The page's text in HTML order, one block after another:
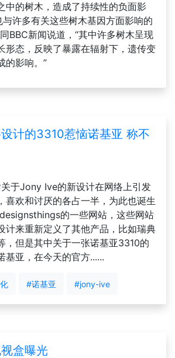
中的树木，造成了持续性的负面影
与许多有关这些树木基因方面影响的
BBC新闻说道，“其中许多树木呈现
形态，反映了暴露在辐射下，遗传变
的影响。”
计的3310惹恼诺基亚 称不
于Jony Ive的新设计在网络上引发
喜欢和讨厌的各占一半，为此也诞生
的一些网站，这些网站
计来重新定义了其他产品，比如瑞典
，但是其中关于一张诺基亚3310的
基亚，在今天的官方......
#诺基亚 #jony-ive
盒曝光